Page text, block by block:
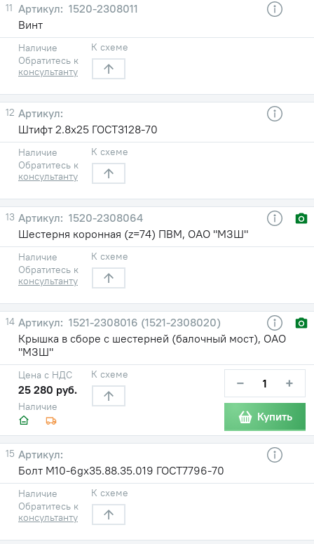
11
1520-2308011
Винт
Наличие
Обратитесь к
консультанту
К схеме
12
Штифт 2.8х25 ГОСТ3128-70
Наличие
Обратитесь к
консультанту
К схеме
13
1520-2308064
Шестерня коронная (z=74) ПВМ, ОАО "МЗШ"
Наличие
Обратитесь к
консультанту
К схеме
14
1521-2308016 (1521-2308020)
Крышка в сборе с шестерней (балочный мост), ОАО
"МЗШ"
Наличие
Цена с НДС
25 280 руб.
К схеме − +
Купить
15
Болт М10-6gх35.88.35.019 ГОСТ7796-70
Наличие
Обратитесь к
консультанту
К схеме